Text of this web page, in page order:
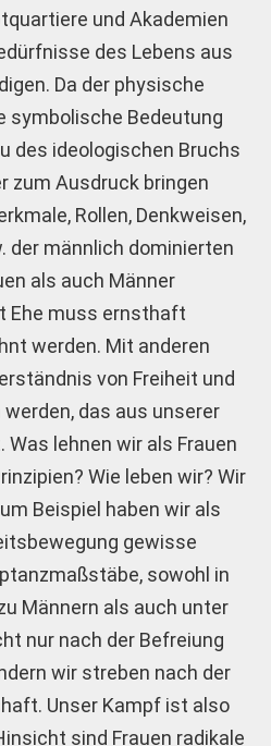
und Akademien
des Lebens aus
Da der physische
symbolische Bedeutung
des ideologischen Bruchs
zum Ausdruck bringen
Rollen, Denkweisen,
der männlich dominierten
als auch Männer
Ehe muss ernsthaft
werden. Mit anderen
von Freiheit und
das aus unserer
lehnen wir als Frauen
Wie leben wir? Wir
Beispiel haben wir als
gewisse
sowohl in
Männern als auch unter
nur nach der Befreiung
wir streben nach der
Unser Kampf ist also
sind Frauen radikale